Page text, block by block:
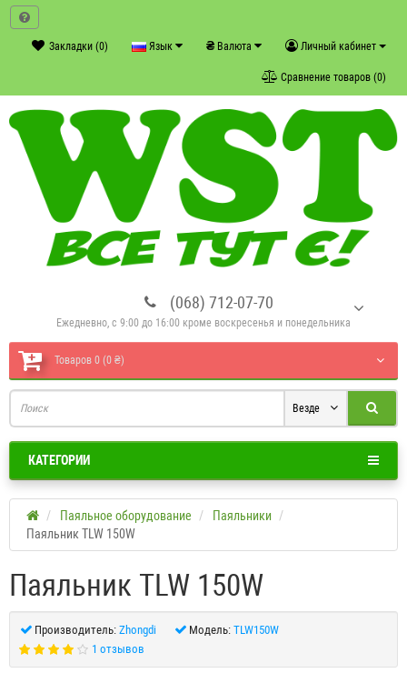
Личный кабинет
₴ Валюта
Язык
Закладки (0)
Сравнение товаров (0)
(068) 712-07-70
Ежедневно, с 9:00 до 16:00 кроме воскресенья и понедельника
Товаров 0 (0 ₴)
Везде
КАТЕГОРИИ
Паяльное оборудование
Паяльники
Паяльник TLW 150W
Паяльник TLW 150W
Производитель: Zhongdi Модель: TLW150W
1 отзывов